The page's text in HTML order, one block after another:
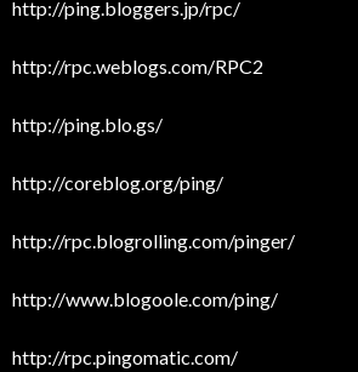
http://ping.bloggers.jp/rpc/
http://rpc.weblogs.com/RPC2
http://ping.blo.gs/
http://coreblog.org/ping/
http://rpc.blogrolling.com/pinger/
http://www.blogoole.com/ping/
http://rpc.pingomatic.com/